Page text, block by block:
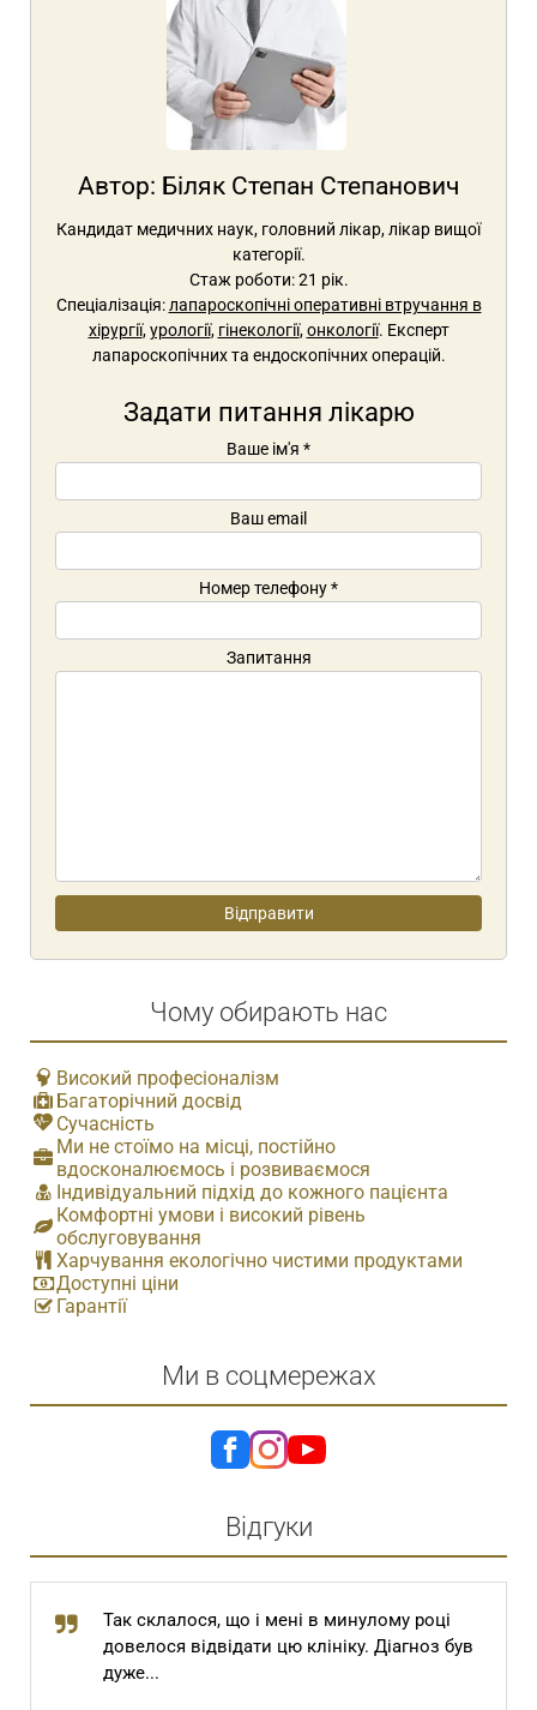
Автор: Біляк Степан Степанович
Кандидат медичних наук, головний лікар, лікар вищої
категорії.
Стаж роботи: 21 рік.
Спеціалізація:лапароскопічні оперативні втручання в
хірургії,урології, гінекології,онкології. Експерт
лапароскопічних та ендоскопічних операцій.
Задати питання лікарю
Ваше ім'я *
Ваш email
Номер телефону*
Запитання
Чому обирають нас
Високий професіоналізм
Багаторічний досвід
Сучасність
Ми не стоїмо на місці, постійно
вдосконалюємось і розвиваємося
Індивідуальний підхід до кожного пацієнта
Комфортні умови і високий рівень
обслуговування
Харчування екологічно чистими продуктами
Доступні ціни
Гарантії
Ми в соцмережах
Відгуки
Так склалося, що і мені в минулому році
довелося відвідати цю клініку. Діагноз був
дуже...